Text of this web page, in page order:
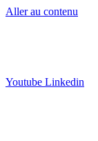
Aller au contenu
Youtube Linkedin